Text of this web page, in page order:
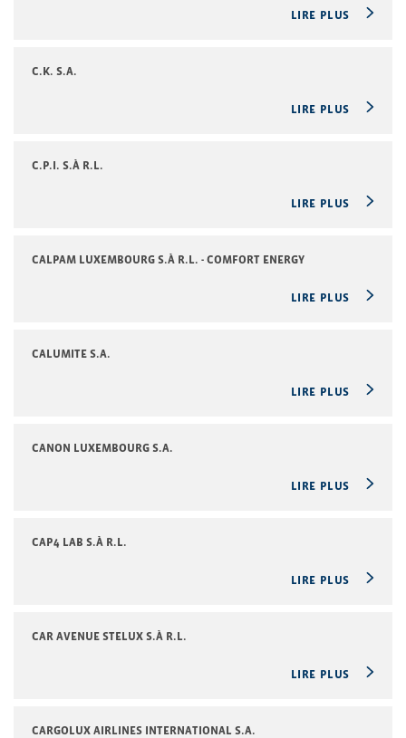
LIRE PLUS
C.K. S.A.
LIRE PLUS
C.P.I. S.À R.L.
LIRE PLUS
CALPAM LUXEMBOURG S.À R.L. - COMFORT ENERGY
LIRE PLUS
CALUMITE S.A.
LIRE PLUS
CANON LUXEMBOURG S.A.
LIRE PLUS
CAP4 LAB S.À R.L.
LIRE PLUS
CAR AVENUE STELUX S.À R.L.
LIRE PLUS
CARGOLUX AIRLINES INTERNATIONAL S.A.